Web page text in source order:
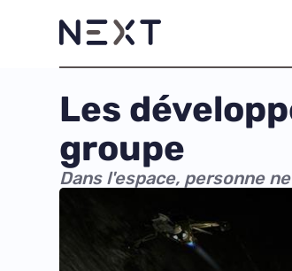
Les
groupe
Dans l'espace, personne